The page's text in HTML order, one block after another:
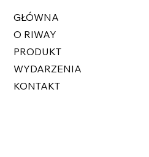
GŁÓWNA
O RIWAY
PRODUKT
WYDARZENIA
KONTAKT